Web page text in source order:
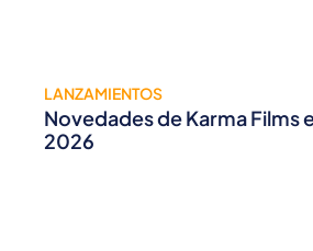
LANZAMIENTOS
Novedades de Karma Films
2026